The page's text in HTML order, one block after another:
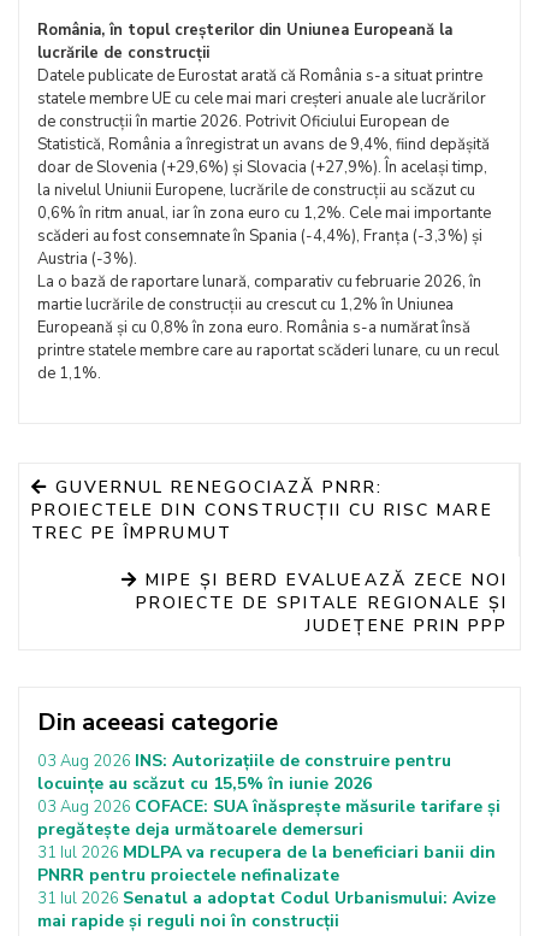
România, în topul creșterilor din Uniunea Europeană la
lucrările de construcții
Datele publicate de Eurostat arată că România s-a situat printre
statele membre UE cu cele mai mari creșteri anuale ale lucrărilor
de construcții în martie 2026. Potrivit Oficiului European de
Statistică, România a înregistrat un avans de 9,4%, fiind depășită
doar de Slovenia (+29,6%) și Slovacia (+27,9%). În același timp,
la nivelul Uniunii Europene, lucrările de construcții au scăzut cu
0,6% în ritm anual, iar în zona euro cu 1,2%. Cele mai importante
scăderi au fost consemnate în Spania (-4,4%), Franța (-3,3%) și
Austria (-3%).
La o bază de raportare lunară, comparativ cu februarie 2026, în
martie lucrările de construcții au crescut cu 1,2% în Uniunea
Europeană și cu 0,8% în zona euro. România s-a numărat însă
printre statele membre care au raportat scăderi lunare, cu un recul
de 1,1%.
GUVERNUL RENEGOCIAZĂ PNRR:
PROIECTELE DIN CONSTRUCȚII CU RISC MARE
TREC PE ÎMPRUMUT
MIPE ȘI BERD EVALUEAZĂ ZECE NOI
PROIECTE DE SPITALE REGIONALE ȘI
JUDEȚENE PRIN PPP
Din aceeasi categorie
03 Aug 2026 INS: Autorizațiile de construire pentru
locuințe au scăzut cu 15,5% în iunie 2026
03 Aug 2026 COFACE: SUA înăsprește măsurile tarifare și
pregătește deja următoarele demersuri
31 Iul 2026 MDLPA va recupera de la beneficiari banii din
PNRR pentru proiectele nefinalizate
31 Iul 2026 Senatul a adoptat Codul Urbanismului: Avize
mai rapide și reguli noi în construcții